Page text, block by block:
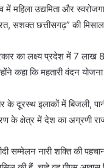
में महिला उद्यमिता और
सशक्त छत्तीसगढ़” की
का लक्ष्य प्रदेश में 7
कहा कि महतारी वंदन
के दूरस्थ इलाकों में बिजली,
के क्षेत्र में देश का अग्रणी
सम्मेलन नारी शक्ति की